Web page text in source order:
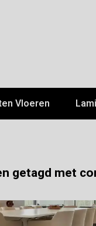
Vloeren
getagd met